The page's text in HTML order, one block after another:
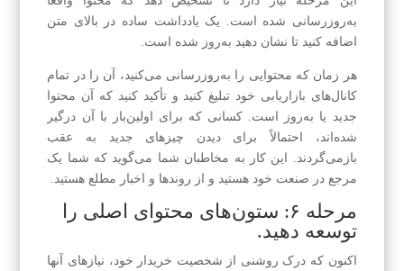
به‌روزرسانی شده است. یک یادداشت ساده در بالای متن
اضافه کنید تا نشان دهید به‌روز شده است.
هر زمان که محتوایی را به‌روزرسانی می‌کنید، آن را در تمام
کانال‌های بازاریابی خود تبلیغ کنید و تأکید کنید که آن محتوا
جدید یا به‌روز است. کسانی که برای اولین‌بار با آن درگیر
شده‌اند، احتمالاً برای دیدن چیزهای جدید به عقب
بازمی‌گردند. این کار به مخاطبان شما می‌گوید که شما یک
مرجع در صنعت خود هستید و از روندها و اخبار مطلع هستید.
مرحله ۶: ستون‌های محتوای اصلی را
توسعه دهید.
اکنون که درک روشنی از شخصیت خریدار خود، نیازهای آنها